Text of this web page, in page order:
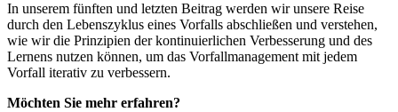
In unserem fünften und letzten Beitrag werden wir unsere Reise
durch den Lebenszyklus eines Vorfalls abschließen und verstehen,
wie wir die Prinzipien der kontinuierlichen Verbesserung und des
Lernens nutzen können, um das Vorfallmanagement mit jedem
Vorfall iterativ zu verbessern.
Möchten Sie mehr erfahren?